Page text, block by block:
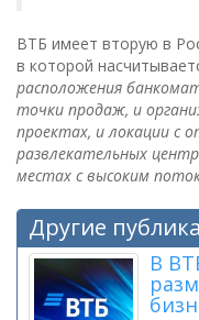
ВТБ имеет вторую в
в которой
расположения
точки продаж, и
проектах, и локации с
развлекательных
местах с высоким
Другие
В